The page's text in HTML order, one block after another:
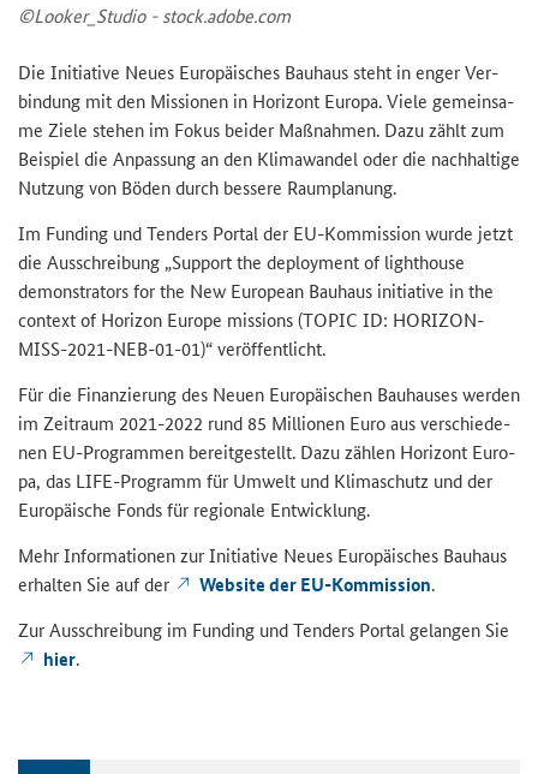
©Loo­ker_­Stu­dio - stock.adobe.com
Die In­itia­ti­ve Neues Eu­ro­päi­sches Bau­haus steht in enger Ver­
bin­dung mit den Mis­sio­nen in Ho­ri­zont Eu­ro­pa. Viele ge­mein­sa­
me Ziele ste­hen im Fokus bei­der Maß­nah­men. Dazu zählt zum
Bei­spiel die An­pas­sung an den Kli­ma­wan­del oder die nach­hal­ti­ge
Nut­zung von Böden durch bes­se­re Raum­pla­nung.
Im Fun­ding und Ten­ders Por­tal der EU-​Kommission wurde jetzt
die Aus­schrei­bung „Support the deployment of lighthouse
demonstrators for the New European Bauhaus initiative in the
context of Horizon Europe missions (TOPIC ID: HORIZON-
MISS-2021-NEB-01-01)“ ver­öf­fent­licht.
Für die Fi­nan­zie­rung des Neuen Eu­ro­päi­schen Bau­hau­ses wer­den
im Zeit­raum 2021-​2022 rund 85 Mil­lio­nen Euro aus ver­schie­de­
nen EU-​Programmen be­reit­ge­stellt. Dazu zäh­len Ho­ri­zont Eu­ro­
pa, das LIFE-​Programm für Um­welt und Kli­ma­schutz und der
Eu­ro­päi­sche Fonds für re­gio­na­le Ent­wick­lung.
Mehr In­for­ma­tio­nen zur In­itia­ti­ve Neues Eu­ro­päi­sches Bau­haus
er­hal­ten Sie auf der
Web­site der EU-​Kommission.
Zur Aus­schrei­bung im Fun­ding und Ten­ders Por­tal ge­lan­gen Sie
hier.